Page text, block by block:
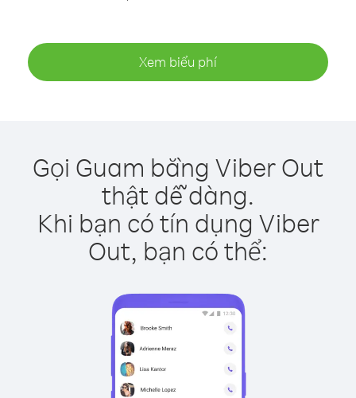
Xem biểu phí
Gọi Guam bằng Viber Out
thật dễ dàng.
Khi bạn có tín dụng Viber
Out, bạn có thể: